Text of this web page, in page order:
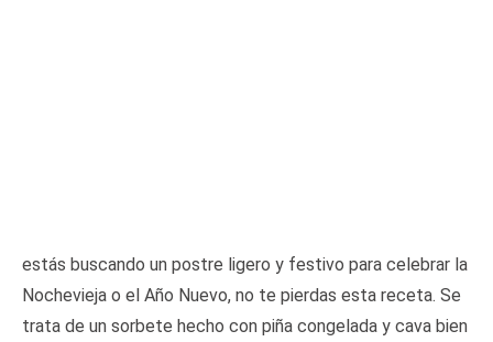
estás buscando un postre ligero y festivo para celebrar la
Nochevieja o el Año Nuevo, no te pierdas esta receta. Se
trata de un sorbete hecho con piña congelada y cava bien